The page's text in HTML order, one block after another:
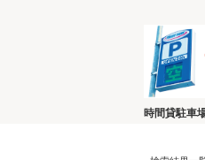
時間貸駐車